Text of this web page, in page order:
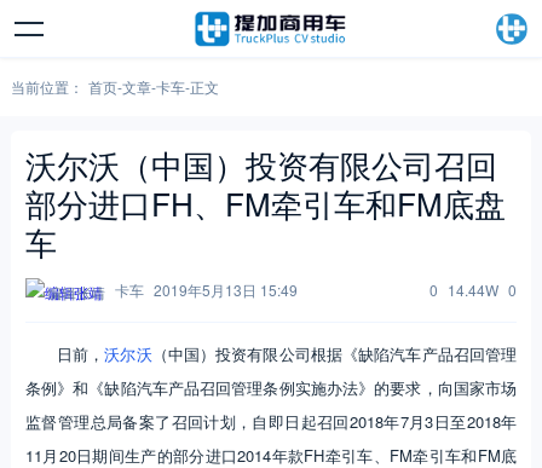
当前位置： 首页-文章-卡车-正文
沃尔沃（中国）投资有限公司召回
部分进口FH、FM牵引车和FM底盘
车
编辑张靖 卡车 2019年5月13日 15:49 0 14.44W 0
日前，沃尔沃 （中国）投资有限公司根据《缺陷汽车产品召回管理
条例》和《缺陷汽车产品召回管理条例实施办法》的要求，向国家市场
监督管理总局备案了召回计划，自即日起召回2018年7月3日至2018年
11月20日期间生产的部分进口2014年款FH牵引车、FM牵引车和FM底